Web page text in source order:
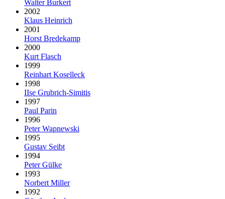
Walter Burkert
2002
Klaus Heinrich
2001
Horst Bredekamp
2000
Kurt Flasch
1999
Reinhart Koselleck
1998
IIse Grubrich-Simitis
1997
Paul Parin
1996
Peter Wapnewski
1995
Gustav Seibt
1994
Peter Gülke
1993
Norbert Miller
1992